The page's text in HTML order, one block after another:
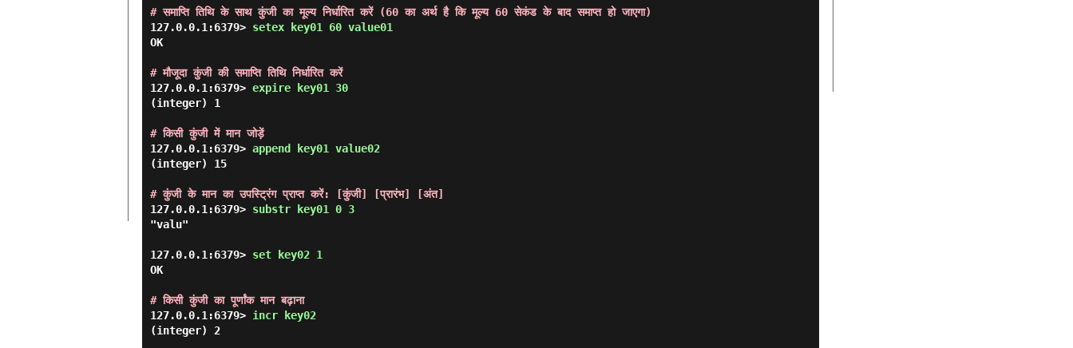
# समाप्ति तिथि के साथ कुंजी का मूल्य निर्धारित करें (60 का अर्थ है कि मूल्य 60 सेकंड के बाद समाप्त हो जाएगा)
127.0.0.1:6379> setex key01 60 value01
OK
# मौजूदा कुंजी की समाप्ति तिथि निर्धारित करें
127.0.0.1:6379> expire key01 30
(integer) 1
# किसी कुंजी में मान जोड़ें
127.0.0.1:6379> append key01 value02
(integer) 15
# कुंजी के मान का उपस्ट्रिंग प्राप्त करें: [कुंजी] [प्रारंभ] [अंत]
127.0.0.1:6379> substr key01 0 3
"valu"
127.0.0.1:6379> set key02 1
OK
# किसी कुंजी का पूर्णांक मान बढ़ाना
127.0.0.1:6379> incr key02
(integer) 2